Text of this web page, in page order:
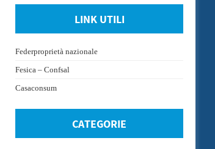
LINK UTILI
Federproprietà nazionale
Fesica – Confsal
Casaconsum
CATEGORIE